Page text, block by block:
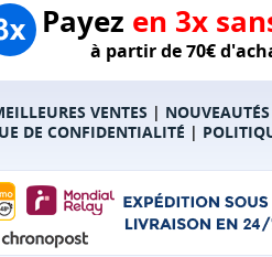
Payez en 3x
à partir de 70€
VENTES | NOUVEAUTÉS
DE CONFIDENTIALITÉ |